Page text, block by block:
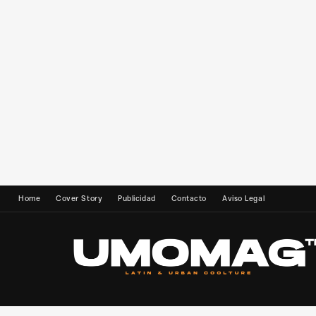
Home Cover Story Publicidad Contacto Aviso Legal